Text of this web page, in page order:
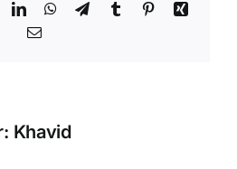
LinkedInWhatsApp
TelegramTumblr PinterestXing
Email
Khavid